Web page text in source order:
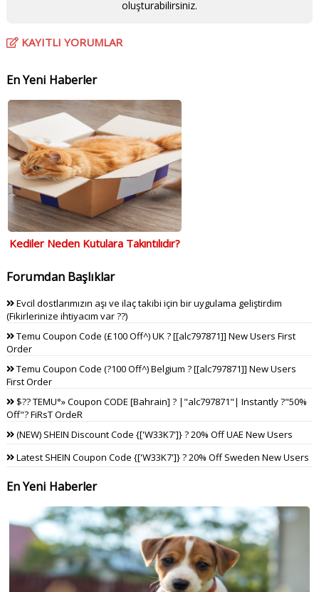
oluşturabilirsiniz.
KAYITLI YORUMLAR
En Yeni Haberler
Kediler Neden Kutulara Takıntılıdır?
Forumdan Başlıklar
Evcil dostlarımızın aşı ve ilaç takibi için bir uygulama geliştirdim
(Fikirlerinize ihtiyacım var ??)
Temu Coupon Code (£100 Off^) UK ? [[alc797871]] New Users First
Order
Temu Coupon Code (?100 Off^) Belgium ? [[alc797871]] New Users
First Order
$?? TEMU°» Coupon CODE [Bahrain] ? |"alc797871"| Instantly ?"50%
Off"? FiRsT OrdeR
(NEW) SHEIN Discount Code {['W33K7']} ? 20% Off UAE New Users
Latest SHEIN Coupon Code {['W33K7']} ? 20% Off Sweden New Users
En Yeni Haberler